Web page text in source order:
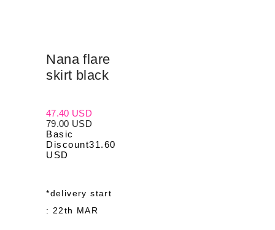
Nana flare
skirt black
47.40 USD
79.00 USD
Basic
Discount31.60
USD
*delivery start
: 22th MAR